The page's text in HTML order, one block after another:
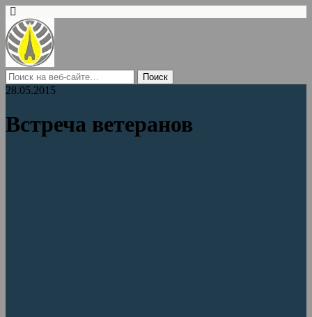
28.05.2015
Встреча ветеранов